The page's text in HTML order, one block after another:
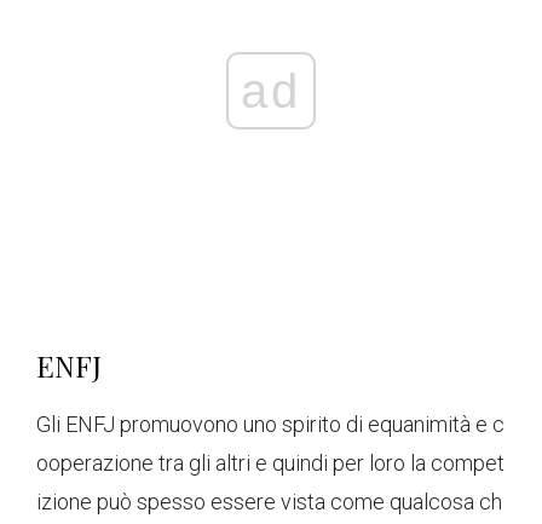
ad
ENFJ
Gli ENFJ promuovono uno spirito di equanimità e c
ooperazione tra gli altri e quindi per loro la compet
izione può spesso essere vista come qualcosa ch